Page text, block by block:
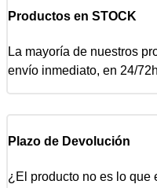
Productos en STOCK
La mayoría de nuestros
envío inmediato, en 24/
Plazo de Devolución
¿El producto no es lo que